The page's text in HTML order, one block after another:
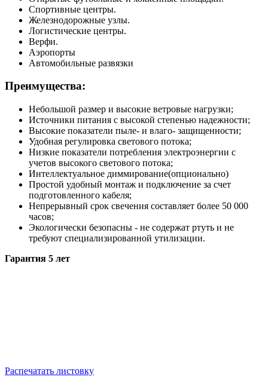
Спортивные центры.
Железнодорожные узлы.
Логистические центры.
Верфи.
Аэропорты
Автомобильные развязки
Преимущества:
Небольшой размер и высокие ветровые нагрузки;
Источники питания с высокой степенью надежности;
Высокие показатели пыле- и влаго- защищенности;
Удобная регулировка светового потока;
Низкие показатели потребления электроэнергии с
учетов высокого светового потока;
Интеллектуальное диммирование(опционально)
Простой удобный монтаж и подключение за счет
подготовленного кабеля;
Непрерывный срок свечения составляет более 50 000
часов;
Экологически безопасны - не содержат ртуть и не
требуют специализированной утилизации.
Гарантия 5 лет
Распечатать листовку